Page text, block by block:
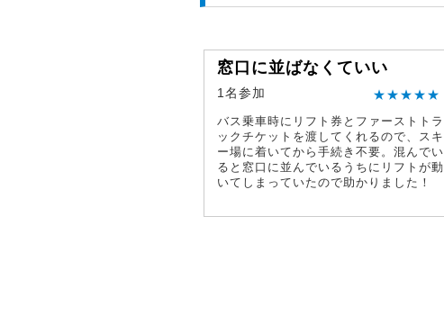
窓口に並ばなくていい
1名参加
★★★★★
バス乗車時にリフト券とファーストトラ
ックチケットを渡してくれるので、スキ
ー場に着いてから手続き不要。混んでい
ると窓口に並んでいるうちにリフトが動
いてしまっていたので助かりました！